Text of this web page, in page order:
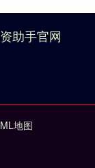
助手官网
地图